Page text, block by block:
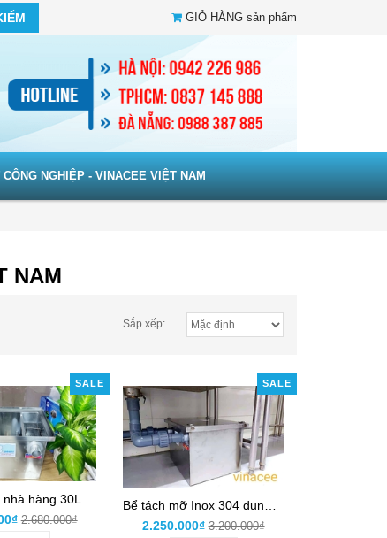
GIỎ HÀNG sản phẩm
NGHIỆP - VINACEE VIỆT NAM
NAM
Sắp xếp:
SALE
2.680.000₫
SALE
2.250.000₫ 3.200.000₫